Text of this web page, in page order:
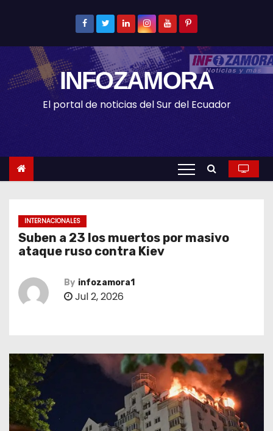
t
e
INFOZAMORA
El portal de noticias del Sur del Ecuador
INTERNACIONALES
Suben a 23 los muertos por masivo
ataque ruso contra Kiev
By infozamora1
Jul 2, 2026